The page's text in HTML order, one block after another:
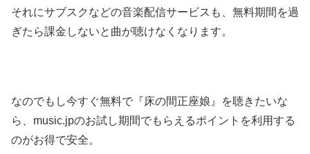
それにサブスクなどの音楽配信サービスも、無料期間を過
ぎたら課金しないと曲が聴けなくなります。
なのでもし今すぐ無料で『床の間正座娘』を聴きたいな
ら、music.jpのお試し期間でもらえるポイントを利用する
のがお得で安全。